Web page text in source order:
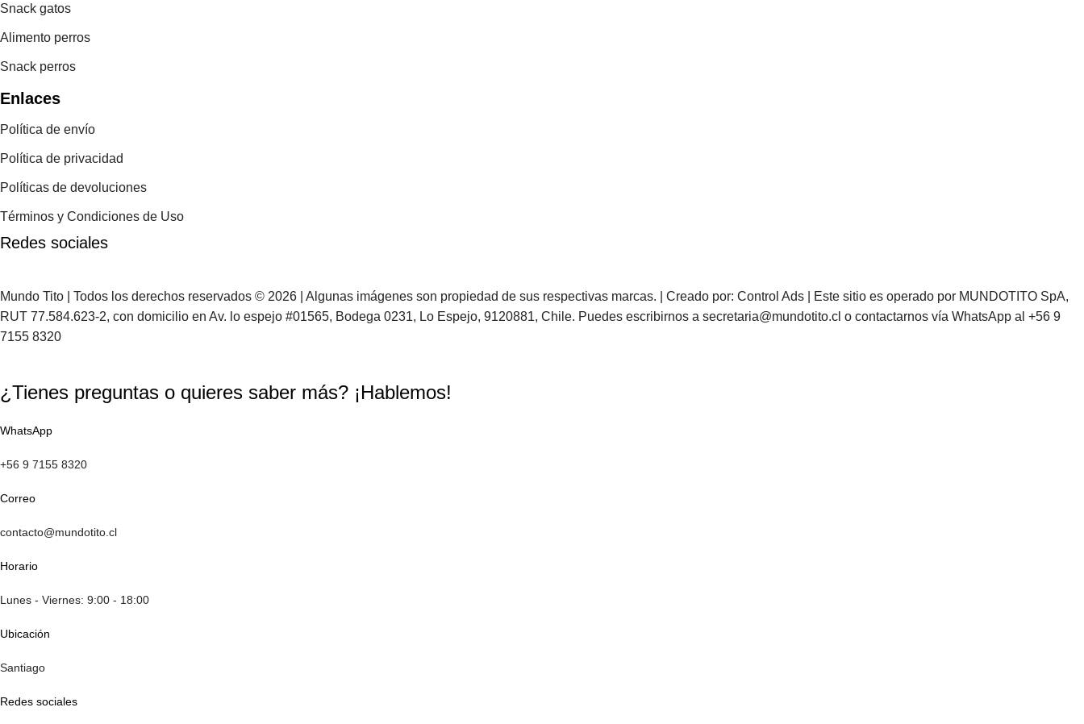
Snack gatos
Alimento perros
Snack perros
Enlaces
Política de envío
Política de privacidad
Políticas de devoluciones
Términos y Condiciones de Uso
Redes sociales
Mundo Tito | Todos los derechos reservados © 2026 | Algunas imágenes son propiedad de sus respectivas marcas. | Creado por: Control Ads | Este sitio es operado por MUNDOTITO SpA,
RUT 77.584.623-2, con domicilio en Av. lo espejo #01565, Bodega 0231, Lo Espejo, 9120881, Chile. Puedes escribirnos a secretaria@mundotito.cl o contactarnos vía WhatsApp al +56 9
7155 8320
¿Tienes preguntas o quieres saber más? ¡Hablemos!
WhatsApp
+56 9 7155 8320
Correo
contacto@mundotito.cl
Horario
Lunes - Viernes: 9:00 - 18:00
Ubicación
Santiago
Redes sociales